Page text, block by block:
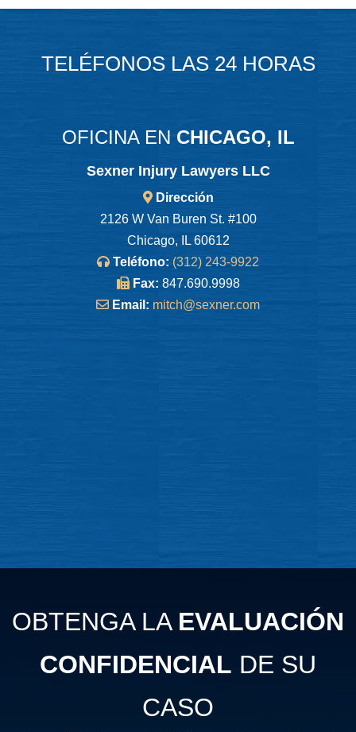
TELÉFONOS LAS 24 HORAS
OFICINA EN CHICAGO, IL
Sexner Injury Lawyers LLC
Dirección
2126 W Van Buren St. #100
Chicago, IL 60612
Teléfono: (312) 243-9922
Fax: 847.690.9998
Email: mitch@sexner.com
OBTENGA LA EVALUACIÓN
CONFIDENCIAL DE SU
CASO